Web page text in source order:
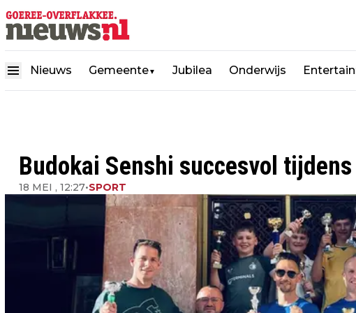
Nieuws Gemeente▼ Jubilea Onderwijs
Budokai Senshi succesvol
18 MEI , 12:27•SPORT